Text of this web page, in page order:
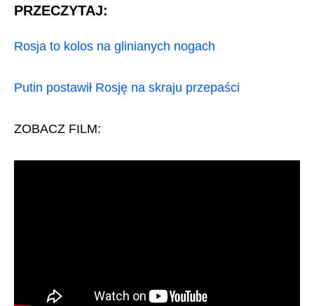
PRZECZYTAJ:
Rosja to kolos na glinianych nogach
Putin postawił Rosję na skraju przepaści
ZOBACZ FILM: